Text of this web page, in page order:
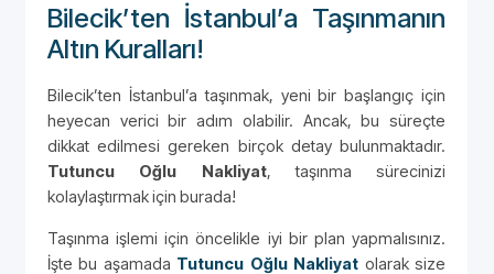
Bilecik’ten İstanbul’a Taşınmanın
Altın Kuralları!
Bilecik’ten İstanbul’a taşınmak, yeni bir başlangıç için
heyecan verici bir adım olabilir. Ancak, bu süreçte
dikkat edilmesi gereken birçok detay bulunmaktadır.
Tutuncu Oğlu Nakliyat, taşınma sürecinizi
kolaylaştırmak için burada!
Taşınma işlemi için öncelikle iyi bir plan yapmalısınız.
İşte bu aşamada Tutuncu Oğlu Nakliyat olarak size